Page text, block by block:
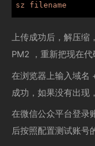
sz filename
上传成功后，解压缩
PM2 ，重新把现在
在浏览器上输入域名
成功，如果没有出现
在微信公众平台登录
后按照配置测试账号